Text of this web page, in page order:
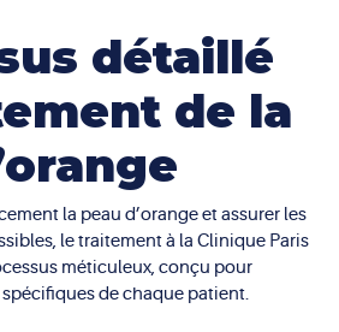
détaillé
de la
la peau d’orange et assurer les
le traitement à la Clinique Paris
méticuleux, conçu pour
de chaque patient.